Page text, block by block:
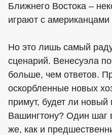
Ближнего Востока –
играют с американцами
Но это лишь самый
сценарий. Венесуэла
больше, чем ответов.
оскорбленные новых
примут, будет ли новый
Вашингтону? Один шаг
же, как и